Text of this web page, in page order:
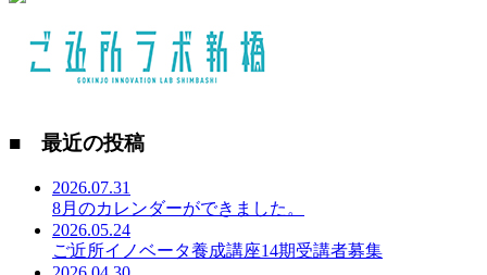
■ 最近の投稿
2026.07.31
8月のカレンダーができました。
2026.05.24
ご近所イノベータ養成講座14期受講者募集